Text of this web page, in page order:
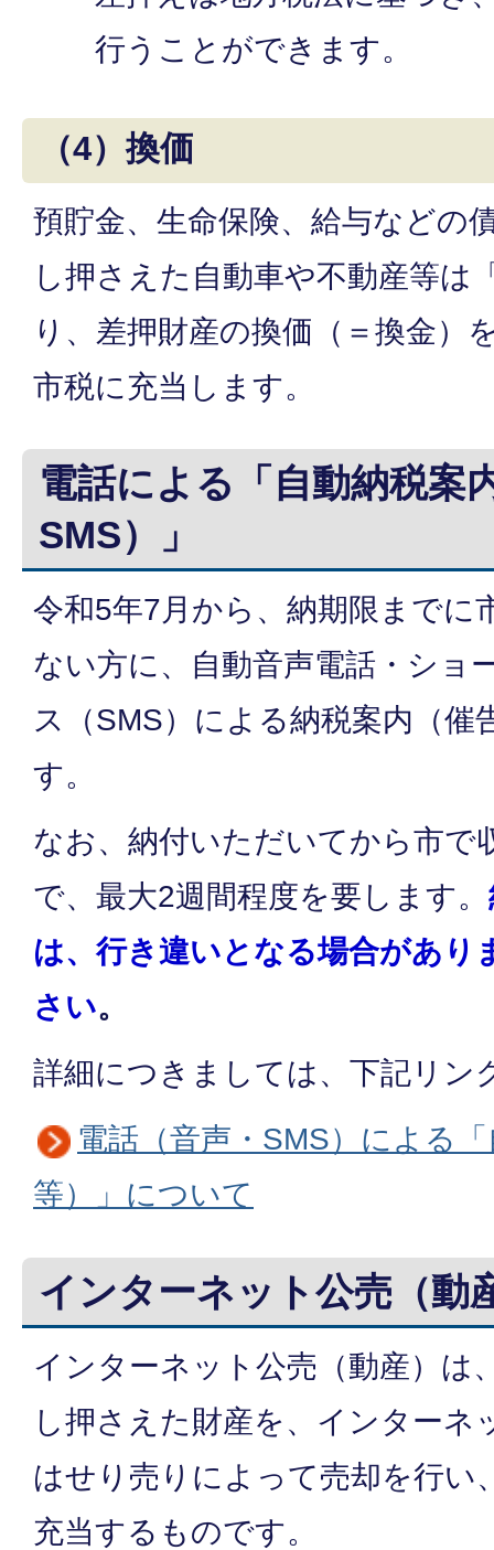
行うことができます。
（4）換価
預貯金、生命保険、給与などの
し押さえた自動車や不動産等は
り、差押財産の換価（＝換金）
市税に充当します。
電話による「自動納税案
SMS）」
令和5年7月から、納期限までに
ない方に、自動音声電話・ショ
ス（SMS）による納税案内（催
す。
なお、納付いただいてから市で
で、最大2週間程度を要します。
は、行き違いとなる場合があり
さい。
詳細につきましては、下記リン
電話（音声・SMS）による
等）」について
インターネット公売（動
インターネット公売（動産）は
し押さえた財産を、インターネ
はせり売りによって売却を行い
充当するものです。